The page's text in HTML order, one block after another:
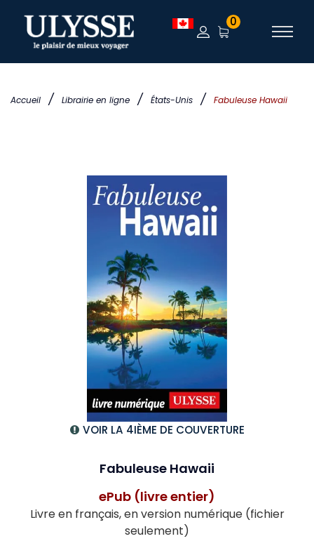
Accueil / Librairie en ligne / États-Unis / Fabuleuse Hawaii
0
VOIR LA 4IÈME DE COUVERTURE
Fabuleuse Hawaii
ePub (livre entier)
Livre en français, en version numérique (fichier
seulement)